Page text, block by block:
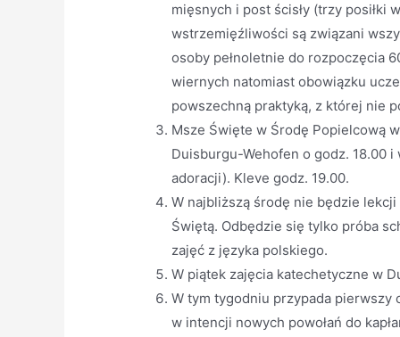
mięsnych i post ścisły (trzy posiłki
wstrzemięźliwości są związani
osoby pełnoletnie do rozpoczęcia
wiernych natomiast obowiązku
powszechną praktyką, z której nie
Msze Święte w Środę Popielcową
Duisburgu-Wehofen o godz. 18.00
adoracji). Kleve godz. 19.00.
W najbliższą środę nie będzie
Świętą. Odbędzie się tylko próba
zajęć z języka polskiego.
W piątek zajęcia katechetyczne w
W tym tygodniu przypada pierwszy
w intencji nowych powołań do